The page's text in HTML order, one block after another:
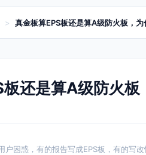
> 真金板算EPS板还是算A级防火板，
还是算A级防火
户困惑，有的报告写成EPS板，有的写